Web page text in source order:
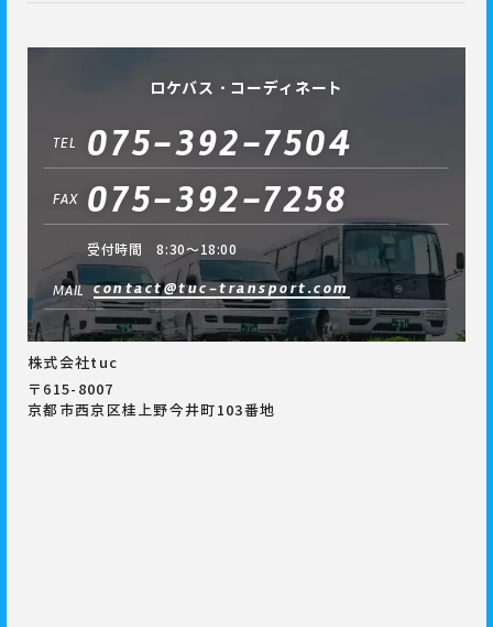
ロケバス・コーディネート
TEL 075-392-7504
FAX 075-392-7258
受付時間 8:30～18:00
MAIL contact@tuc-transport.com
株式会社tuc
〒615-8007
京都市西京区桂上野今井町103番地